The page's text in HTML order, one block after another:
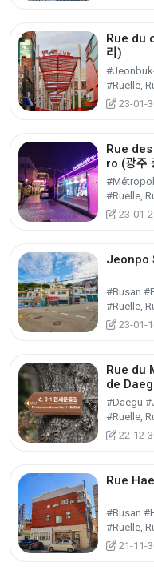
Rue du
리)
23-01-
Rue
ro (광주
23-01-
Jeonpo
#Busan
23-01-
Rue du
de
#Daegu
22-12-
Rue
#Busan
21-11-